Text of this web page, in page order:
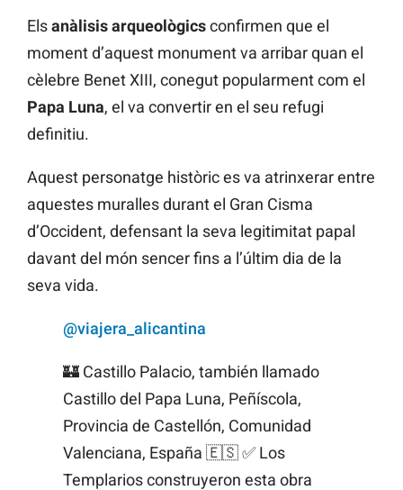
Elsanàlisis arqueològicsconfirmen que el
moment d’aquest monument va arribar quan el
cèlebre Benet XIII, conegut popularment com el
Papa Luna, el va convertir en el seu refugi
definitiu.
Aquest personatge històric es va atrinxerar entre
aquestes muralles durant el Gran Cisma
d’Occident, defensant la seva legitimitat papal
davant del món sencer fins a l’últim dia de la
seva vida.
@viajera_alicantina
🏰 Castillo Palacio, también llamado
Castillo del Papa Luna, Peñíscola,
Provincia de Castellón, Comunidad
Valenciana, España 🇪🇸 ✅ Los
Templarios construyeron esta obra